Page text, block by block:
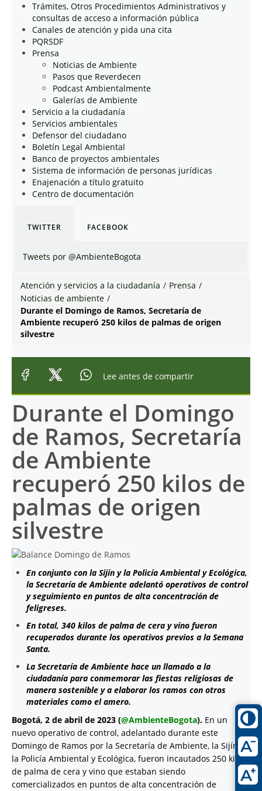
Trámites, Otros Procedimientos Administrativos y
consultas de acceso a información pública
Canales de atención y pida una cita
PQRSDF
Prensa
Noticias de Ambiente
Pasos que Reverdecen
Podcast Ambientalmente
Galerías de Ambiente
Servicio a la ciudadanía
Servicios ambientales
Defensor del ciudadano
Boletín Legal Ambiental
Banco de proyectos ambientales
Sistema de información de personas jurídicas
Enajenación a título gratuito
Centro de documentación
TWITTER FACEBOOK
Tweets por @AmbienteBogota
Atención y servicios a la ciudadanía / Prensa /
Noticias de ambiente /
Durante el Domingo de Ramos, Secretaría de
Ambiente recuperó 250 kilos de palmas de origen
silvestre
Lee antes de compartir
Durante el Domingo
de Ramos, Secretaría
de Ambiente
recuperó 250 kilos de
palmas de origen
silvestre
En conjunto con la Sijín y la Policía Ambiental y Ecológica,
la Secretaría de Ambiente adelantó operativos de control
y seguimiento en puntos de alta concentración de
feligreses.
En total, 340 kilos de palma de cera y vino fueron
recuperados durante los operativos previos a la Semana
Santa.
La Secretaría de Ambiente hace un llamado a la
ciudadanía para conmemorar las fiestas religiosas de
manera sostenible y a elaborar los ramos con otros
materiales como el amero.
Bogotá, 2 de abril de 2023 (@AmbienteBogota). En un
nuevo operativo de control, adelantado durante este
Domingo de Ramos por la Secretaría de Ambiente, la Sijín y
la Policía Ambiental y Ecológica, fueron incautados 250 kilos
de palma de cera y vino que estaban siendo
comercializados en puntos de alta concentración de